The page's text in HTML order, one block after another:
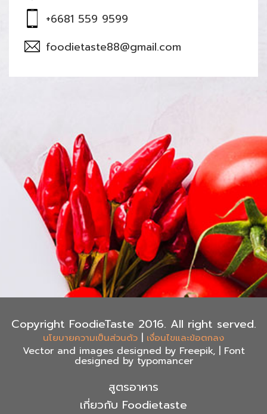
+6681 559 9599
foodietaste88@gmail.com
Copyright FoodieTaste 2016. All right served.
นโยบายความเป็นส่วนตัว | เงื่อนไขและข้อตกลง
Vector and images designed by Freepik, | Font
designed by typomancer
สูตรอาหาร
เกี่ยวกับ Foodietaste